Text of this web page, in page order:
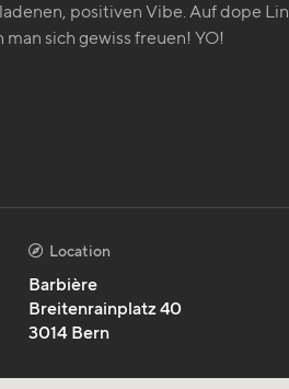
positiven Vibe. Auf dope
sich gewiss freuen! YO!
 Location
Barbière
Breitenrainplatz 40
3014 Bern